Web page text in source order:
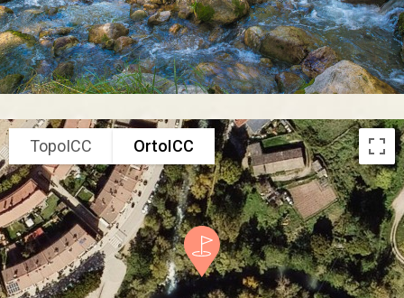
TopoICC OrtoICC